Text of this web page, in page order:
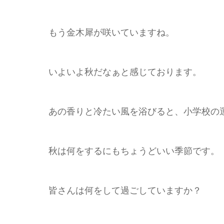
もう金木犀が咲いていますね。
いよいよ秋だなぁと感じております。
あの香りと冷たい風を浴びると、小学校の
秋は何をするにもちょうどいい季節です。
皆さんは何をして過ごしていますか？